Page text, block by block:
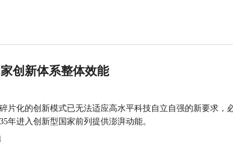
创新体系整体效能
片化的创新模式已无法适应高水平科技自立自强的新要求
年进入创新型国家前列提供澎湃动能。